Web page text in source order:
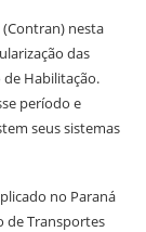
nesta
das
Habilitação.
período e
seus sistemas
no Paraná
de Transportes